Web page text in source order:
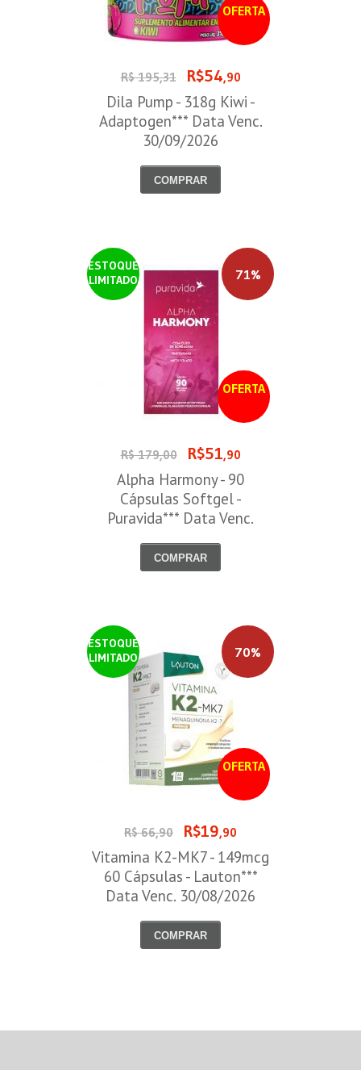
OFERTA
R$ 195,31 R$54,90
Dila Pump - 318g Kiwi -
Adaptogen*** Data Venc.
30/09/2026
COMPRAR
ESTOQUE
LIMITADO
OFERTA
71%
R$ 179,00 R$51,90
Alpha Harmony - 90
Cápsulas Softgel -
Puravida*** Data Venc.
COMPRAR
ESTOQUE
LIMITADO
OFERTA
70%
R$ 66,90 R$19,90
Vitamina K2-MK7 - 149mcg
60 Cápsulas - Lauton***
Data Venc. 30/08/2026
COMPRAR